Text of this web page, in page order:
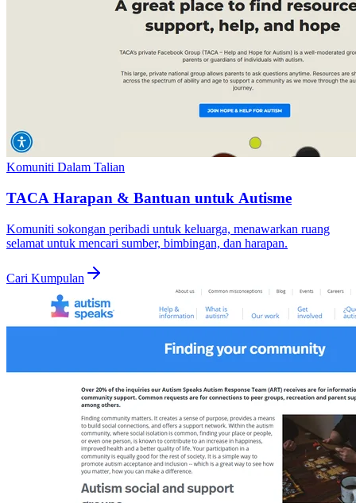
Komuniti Dalam Talian
TACA Harapan & Bantuan untuk Autisme
Komuniti sokongan peribadi untuk keluarga, menawarkan ruang
selamat untuk mencari sumber, bimbingan, dan harapan.
Cari Kumpulan